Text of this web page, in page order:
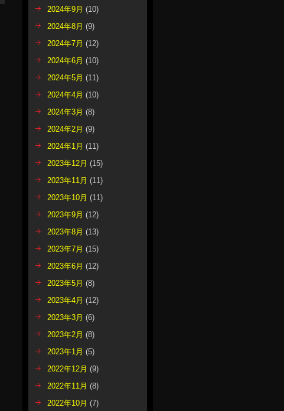
2024年9月 (10)
2024年8月 (9)
2024年7月 (12)
2024年6月 (10)
2024年5月 (11)
2024年4月 (10)
2024年3月 (8)
2024年2月 (9)
2024年1月 (11)
2023年12月 (15)
2023年11月 (11)
2023年10月 (11)
2023年9月 (12)
2023年8月 (13)
2023年7月 (15)
2023年6月 (12)
2023年5月 (8)
2023年4月 (12)
2023年3月 (6)
2023年2月 (8)
2023年1月 (5)
2022年12月 (9)
2022年11月 (8)
2022年10月 (7)